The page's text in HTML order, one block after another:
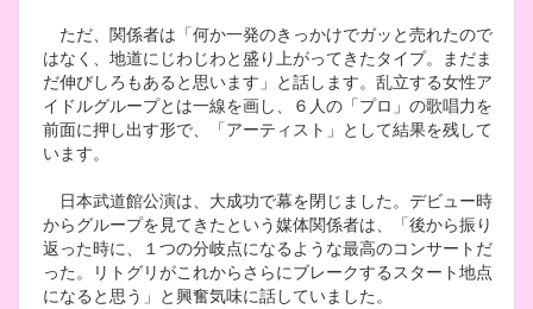
ただ、関係者は「何か一発のきっかけでガッと売れたので
はなく、地道にじわじわと盛り上がってきたタイプ。まだま
だ伸びしろもあると思います」と話します。乱立する女性ア
イドルグループとは一線を画し、６人の「プロ」の歌唱力を
前面に押し出す形で、「アーティスト」として結果を残して
います。
日本武道館公演は、大成功で幕を閉じました。デビュー時
からグループを見てきたという媒体関係者は、「後から振り
返った時に、１つの分岐点になるような最高のコンサートだ
った。リトグリがこれからさらにブレークするスタート地点
になると思う」と興奮気味に話していました。